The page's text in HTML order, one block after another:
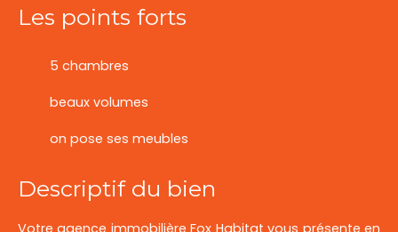
Les points forts
5 chambres
beaux volumes
on pose ses meubles
Descriptif du bien
Votre agence immobilière Fox Habitat vous présente en